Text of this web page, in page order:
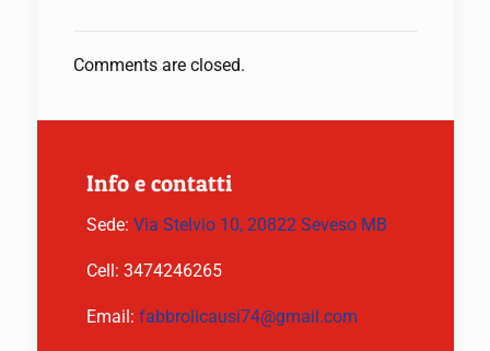
Comments are closed.
Info e contatti
Sede: Via Stelvio 10, 20822 Seveso MB
Cell: 3474246265
Email: fabbrolicausi74@gmail.com